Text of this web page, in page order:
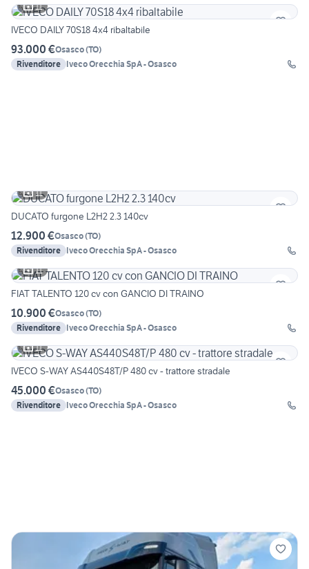
11
IVECO DAILY 70S18 4x4 ribaltabile
93.000 €Osasco(TO)
Rivenditore Iveco Orecchia SpA - Osasco
11
DUCATO furgone L2H2 2.3 140cv
12.900 €Osasco(TO)
Rivenditore Iveco Orecchia SpA - Osasco
11
FIAT TALENTO 120 cv con GANCIO DI TRAINO
10.900 €Osasco(TO)
Rivenditore Iveco Orecchia SpA - Osasco
11
IVECO S-WAY AS440S48T/P 480 cv - trattore stradale
45.000 €Osasco(TO)
Rivenditore Iveco Orecchia SpA - Osasco